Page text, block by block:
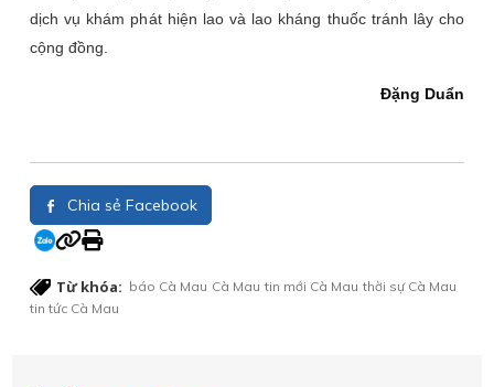
dịch vụ khám phát hiện lao và lao kháng thuốc tránh lây cho
cộng đồng.
Đặng Duẩn
Chia sẻ Facebook
Từ khóa: báo Cà Mau Cà Mau tin mới Cà Mau thời sự Cà Mau
tin tức Cà Mau